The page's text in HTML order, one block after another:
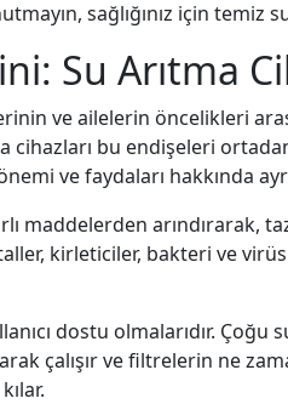
sağlığınız için
Su Arıtma
ve ailelerin öncelikleri
bu endişeleri
ve faydaları hakkında
maddelerden arındırarak,
kirleticiler, bakteri ve
dostu olmalarıdır.
çalışır ve filtrelerin ne